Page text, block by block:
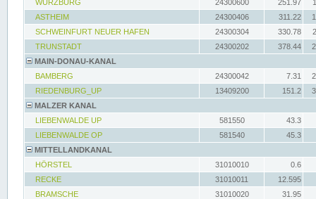
WÜRZBURG 24300600 251.97
ASTHEIM
24300406 311.22
SCHWEINFURT NEUER HAFEN
24300304 330.78
TRUNSTADT
24300202 378.44
MAIN-DONAU-KANAL
BAMBERG
24300042 7.31
RIEDENBURG_UP
13409200 151.2
MALZER KANAL
LIEBENWALDE UP
581550
43.3
LIEBENWALDE OP
581540
45.3
MITTELLANDKANAL
HÖRSTEL
31010010
0.6
RECKE
31010011
12.595
BRAMSCHE
31010020
31.95